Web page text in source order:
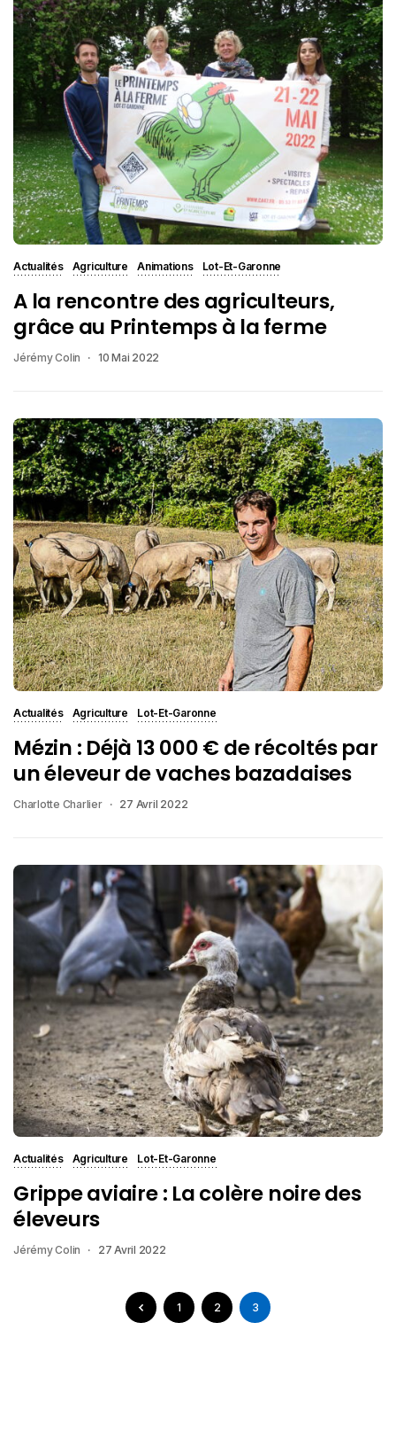
Actualités Agriculture Animations Lot-Et-Garonne
A la rencontre des agriculteurs,
grâce au Printemps à la ferme
Jérémy Colin 10 Mai 2022
Actualités Agriculture Lot-Et-Garonne
Mézin : Déjà 13 000 € de récoltés par
un éleveur de vaches bazadaises
Charlotte Charlier 27 Avril 2022
Actualités Agriculture Lot-Et-Garonne
Grippe aviaire : La colère noire des
éleveurs
Jérémy Colin 27 Avril 2022
1 2 3